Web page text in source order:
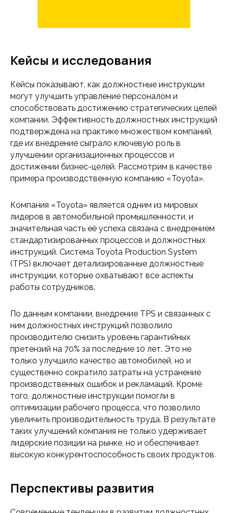
Кейсы и исследования
Кейсы показывают, как должностные инструкции
могут улучшить управление персоналом и
способствовать достижению стратегических целей
компании. Эффективность должностных инструкций
подтверждена на практике множеством компаний,
где их внедрение сыграло ключевую роль в
улучшении организационных процессов и
достижении бизнес-целей. Рассмотрим в качестве
примера производственную компанию «Toyota».
Компания «Toyota» является одним из мировых
лидеров в автомобильной промышленности, и
значительная часть её успеха связана с внедрением
стандартизированных процессов и должностных
инструкций. Система Toyota Production System
(TPS) включает детализированные должностные
инструкции, которые охватывают все аспекты
работы сотрудников.
По данным компании, внедрение TPS и связанных с
ним должностных инструкций позволило
производителю снизить уровень гарантийных
претензий на 70% за последние 10 лет. Это не
только улучшило качество автомобилей, но и
существенно сократило затраты на устранение
производственных ошибок и рекламаций. Кроме
того, должностные инструкции помогли в
оптимизации рабочего процесса, что позволило
увеличить производительность труда. В результате
таких улучшений компания не только удерживает
лидерские позиции на рынке, но и обеспечивает
высокую конкурентоспособность своих продуктов.
Перспективы развития